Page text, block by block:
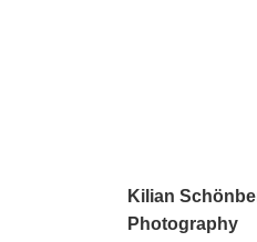
Kilian
Photography